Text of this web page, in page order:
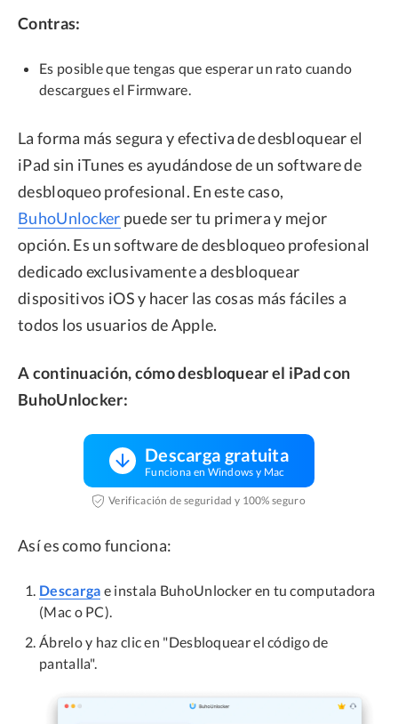
Contras:
Es posible que tengas que esperar un rato cuando
descargues el Firmware.
La forma más segura y efectiva de desbloquear el
iPad sin iTunes es ayudándose de un software de
desbloqueo profesional. En este caso,
BuhoUnlocker puede ser tu primera y mejor
opción. Es un software de desbloqueo profesional
dedicado exclusivamente a desbloquear
dispositivos iOS y hacer las cosas más fáciles a
todos los usuarios de Apple.
A continuación, cómo desbloquear el iPad con
BuhoUnlocker:
Descarga gratuita
Funciona en Windows y Mac
Verificación de seguridad y 100% seguro
Así es como funciona:
Descarga e instala BuhoUnlocker en tu computadora
(Mac o PC).
Ábrelo y haz clic en "Desbloquear el código de
pantalla".